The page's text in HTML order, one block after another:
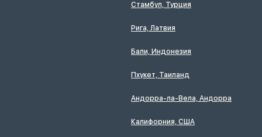
Стамбул, Турция
Рига, Латвия
Бали, Индонезия
Пхукет, Таиланд
Андорра-ла-Вела, Андорра
Калифорния, США